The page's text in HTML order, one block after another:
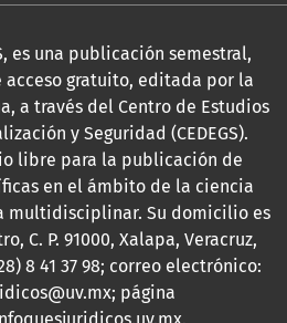
es una publicación semestral,
gratuito, editada por la
a través del Centro de Estudios
y Seguridad (CEDEGS).
libre para la publicación de
en el ámbito de la ciencia
multidisciplinar. Su domicilio es
C. P. 91000, Xalapa, Veracruz,
8 41 37 98; correo electrónico:
página